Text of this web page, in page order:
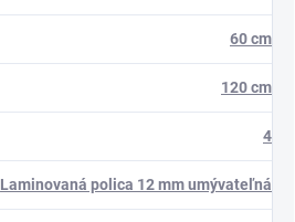
60 cm
120 cm
4
Laminovaná polica 12 mm umývateľná